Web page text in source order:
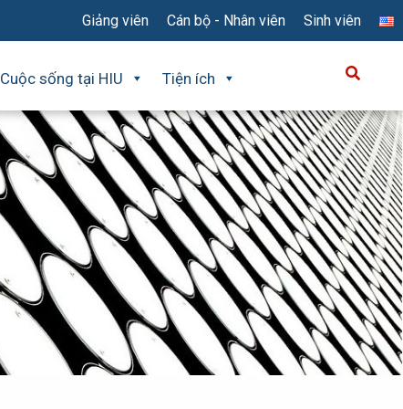
Giảng viên Cán bộ - Nhân viên Sinh viên
Cuộc sống tại HIU Tiện ích